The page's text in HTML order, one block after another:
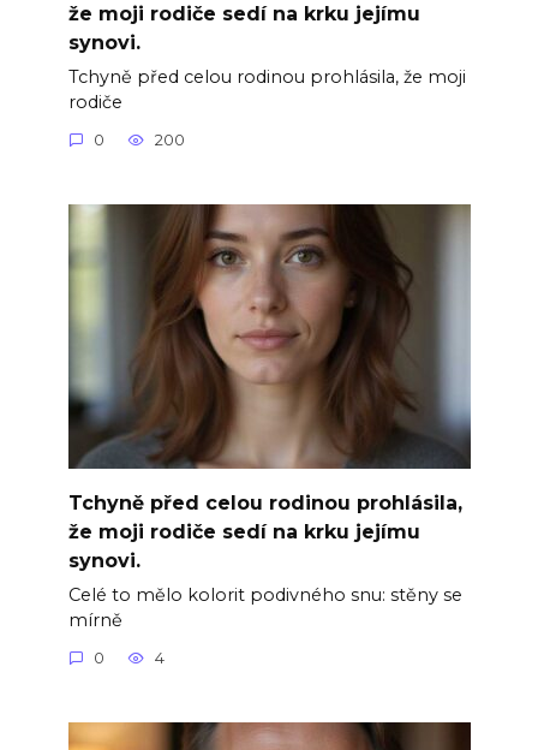
že moji rodiče sedí na krku jejímu
synovi.
Tchyně před celou rodinou prohlásila, že moji
rodiče
0 200
Tchyně před celou rodinou prohlásila,
že moji rodiče sedí na krku jejímu
synovi.
Celé to mělo kolorit podivného snu: stěny se
mírně
0 4